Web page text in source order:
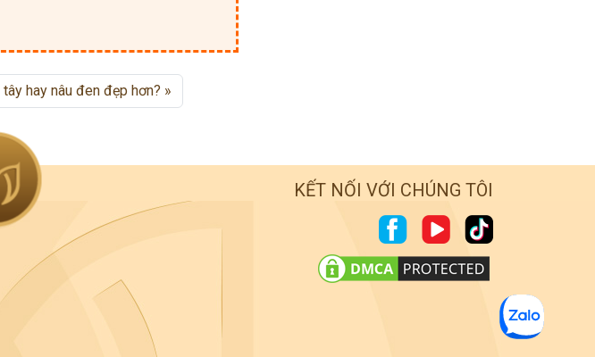
hay nâu đen đẹp hơn?
KẾT NỐI VỚI CHÚNG TÔI